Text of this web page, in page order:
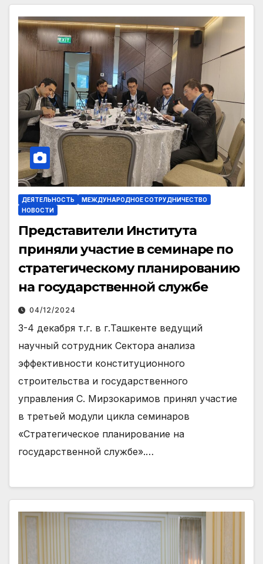
ДЕЯТЕЛЬНОСТЬ
МЕЖДУНАРОДНОЕ СОТРУДНИЧЕСТВО
НОВОСТИ
Представители Института
приняли участие в семинаре по
стратегическому планированию
на государственной службе
04/12/2024
3-4 декабря т.г. в г.Ташкенте ведущий
научный сотрудник Сектора анализа
эффективности конституционного
строительства и государственного
управления С. Мирзокаримов принял участие
в третьей модули цикла семинаров
«Стратегическое планирование на
государственной службе».…